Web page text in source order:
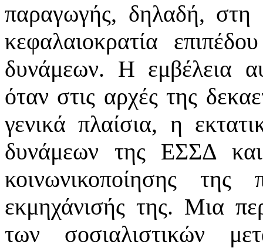
παραγωγής, δηλαδή,
κεφαλαιοκρατία
δυνάμεων. Η εμβέλεια
όταν στις αρχές της
γενικά πλαίσια, η
δυνάμεων της ΕΣΣΔ και
κοινωνικοποίησης
εκμηχάνισής της. Μια
των σοσιαλιστικών